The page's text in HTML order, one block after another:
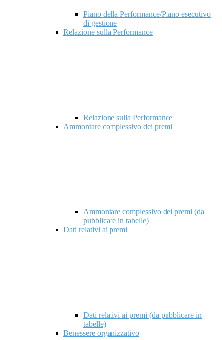
Piano della Performance/Piano esecutivo
di gestione
Relazione sulla Performance
Relazione sulla Performance
Ammontare complessivo dei premi
Ammontare complessivo dei premi (da
pubblicare in tabelle)
Dati relativi ai premi
Dati relativi ai premi (da pubblicare in
tabelle)
Benessere organizzativo